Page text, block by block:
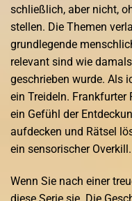
schließlich, aber nicht,
stellen. Die Themen
grundlegende
relevant sind wie
geschrieben wurde. Als
ein Treideln. Frankfurter
ein Gefühl der
aufdecken und Rätsel
ein sensorischer Overkill.
Wenn Sie nach einer